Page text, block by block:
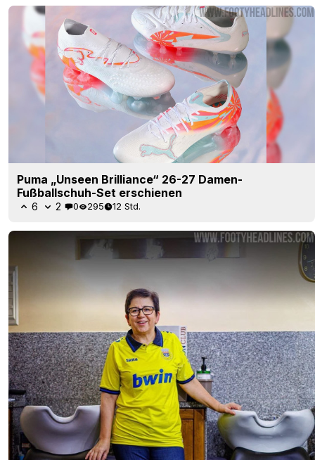
Puma „Unseen Brilliance“ 26-27 Damen-
Fußballschuh-Set erschienen
6 2 0 295 12 Std.